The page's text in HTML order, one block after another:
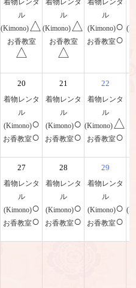
着物レンタ
ル
(Kimono) △
お香教室
△
着物レンタ
ル
(Kimono) △
お香教室
△
着物レンタ
ル
(Kimono)○
お香教室○
20
着物レンタ
ル
(Kimono)○
お香教室○
21
着物レンタ
ル
(Kimono)○
お香教室○
22
着物レンタ
ル
(Kimono) △
お香教室○
27
着物レンタ
ル
(Kimono)○
お香教室○
28
着物レンタ
ル
(Kimono)○
お香教室○
29
着物レンタ
ル
(Kimono)○
お香教室○